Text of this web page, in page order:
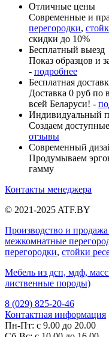
Отличные цены
Современные и
перегородки,
скидки до 10%
Бесплатный выезд
Показ образцов и
- подробнее
Бесплатная
Доставка 0 руб по
всей Беларуси! -
Индивидуальный
Создаем
отзывы
Современный
Продумываем
гамму
Контакты менеджера
© 2021-2025 ATF.BY
Производство и
межкомнатные
перегородки, стойки
Мебель из дсп, мдф,
лиственные породы)
8 (029) 825-20-46
Контактная информация
Пн-Пт: с 9.00 до 20.00